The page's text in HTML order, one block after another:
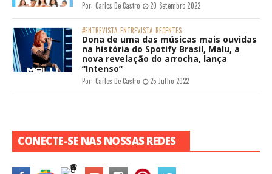
Por: Carlos De Castro 20 Setembro 2022
#ENTREVISTA ENTREVISTA RECENTES
Dona de uma das músicas mais ouvidas
na história do Spotify Brasil, Malu, a
nova revelação do arrocha, lança
“Intenso”
Por: Carlos De Castro 25 Julho 2022
CONECTE-SE NAS NOSSAS REDES